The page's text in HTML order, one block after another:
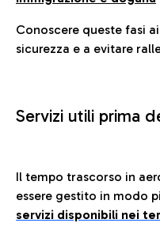
Conoscere queste fasi
sicurezza e a evitare
Servizi utili prima
Il tempo trascorso in
essere gestito in modo
servizi disponibili nei